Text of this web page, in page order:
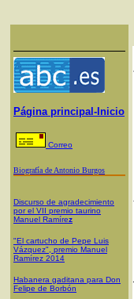
Página principal-Inicio
Correo
Biografía de Antonio Burgos
Discurso de agradecimiento
por el VII premio taurino
Manuel Ramírez
"El cartucho de Pepe Luis
Vázquez", premio Manuel
Ramírez 2014
Habanera gaditana para Don
Felipe de Borbón